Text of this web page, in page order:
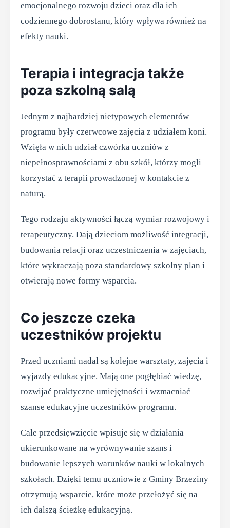
emocjonalnego rozwoju dzieci oraz dla ich
codziennego dobrostanu, który wpływa również na
efekty nauki.
Terapia i integracja także
poza szkolną salą
Jednym z najbardziej nietypowych elementów
programu były czerwcowe zajęcia z udziałem koni.
Wzięła w nich udział czwórka uczniów z
niepełnosprawnościami z obu szkół, którzy mogli
korzystać z terapii prowadzonej w kontakcie z
naturą.
Tego rodzaju aktywności łączą wymiar rozwojowy i
terapeutyczny. Dają dzieciom możliwość integracji,
budowania relacji oraz uczestniczenia w zajęciach,
które wykraczają poza standardowy szkolny plan i
otwierają nowe formy wsparcia.
Co jeszcze czeka
uczestników projektu
Przed uczniami nadal są kolejne warsztaty, zajęcia i
wyjazdy edukacyjne. Mają one pogłębiać wiedzę,
rozwijać praktyczne umiejętności i wzmacniać
szanse edukacyjne uczestników programu.
Całe przedsięwzięcie wpisuje się w działania
ukierunkowane na wyrównywanie szans i
budowanie lepszych warunków nauki w lokalnych
szkołach. Dzięki temu uczniowie z Gminy Brzeziny
otrzymują wsparcie, które może przełożyć się na
ich dalszą ścieżkę edukacyjną.